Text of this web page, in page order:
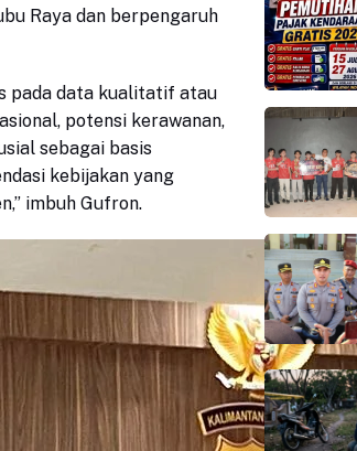
Raya dan berpengaruh
pada data kualitatif atau
potensi kerawanan,
sebagai basis
kebijakan yang
imbuh Gufron.